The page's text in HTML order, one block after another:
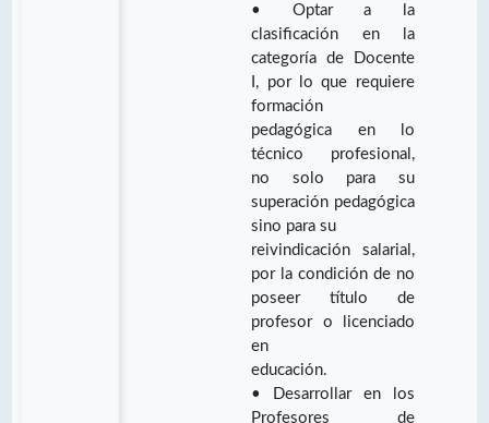
• Optar a la
clasificación en la
categoría de Docente
I, por lo que requiere
formación
pedagógica en lo
técnico profesional,
no solo para su
superación pedagógica
sino para su
reivindicación salarial,
por la condición de no
poseer título de
profesor o licenciado
en
educación.
• Desarrollar en los
Profesores de